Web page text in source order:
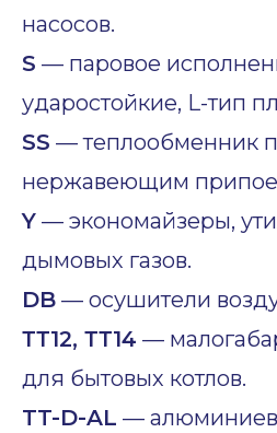
насосов.
S — паровое
ударостойкие, L-тип
SS — теплообменник
нержавеющим
Y — экономайзеры,
дымовых газов.
DB — осушители
ТТ12, ТТ14 —
для бытовых котлов.
TT-D-AL —